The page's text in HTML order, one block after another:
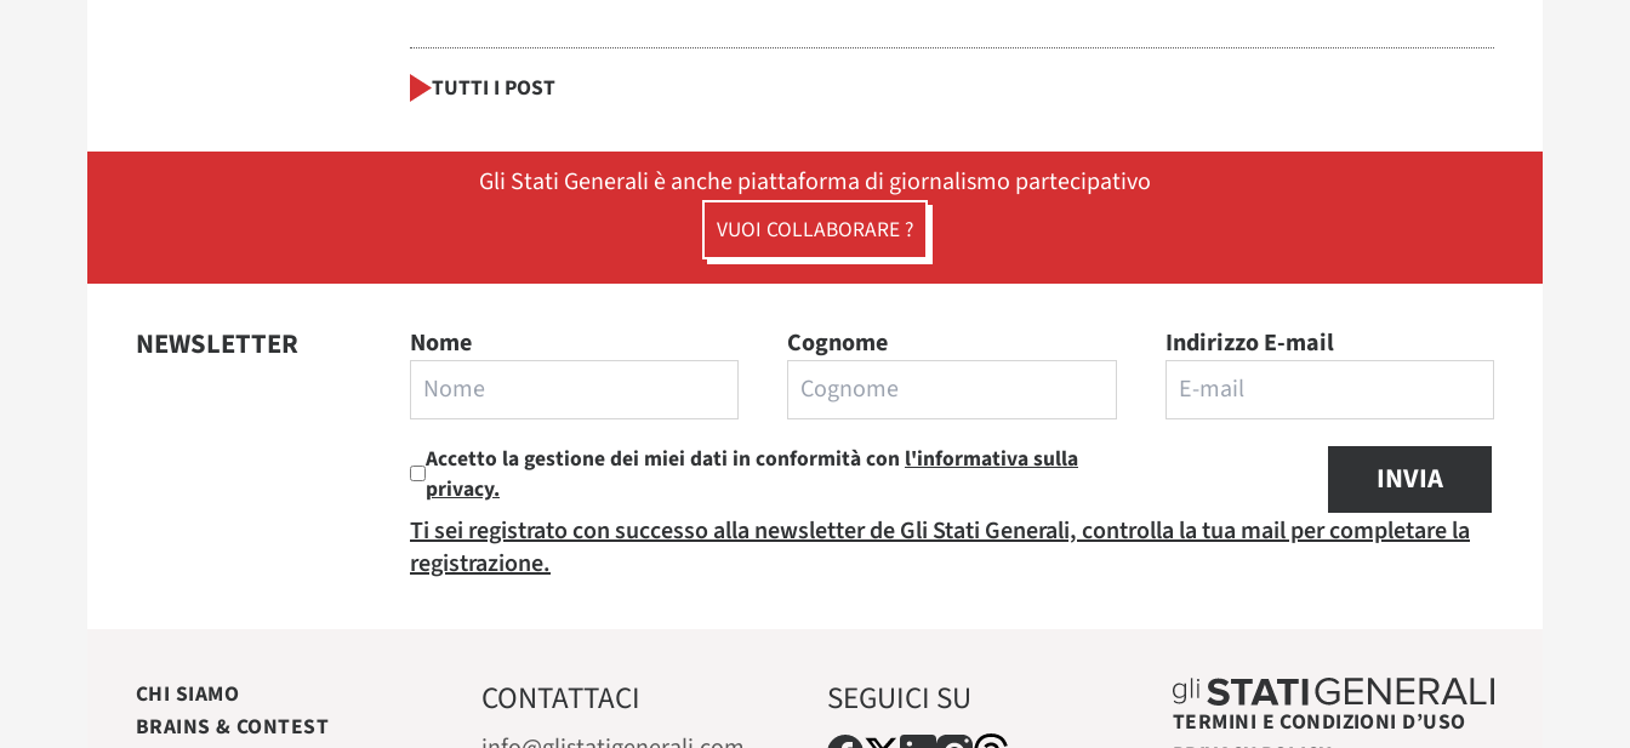
TUTTI I POST
Gli Stati Generali è anche piattaforma di giornalismo partecipativo
VUOI COLLABORARE ?
NEWSLETTER Nome Cognome Indirizzo E-mail
Accetto la gestione dei miei dati in conformità con l'informativa sulla
privacy.
INVIA
Ti sei registrato con successo alla newsletter de Gli Stati Generali, controlla la tua mail per completare la
registrazione.
CHI SIAMO
BRAINS & CONTEST
CONTATTACI SEGUICI SU
TERMINI E CONDIZIONI D’USO